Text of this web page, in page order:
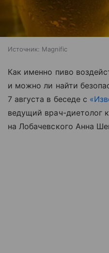
Источник: Magnific
Как именно пиво
и можно ли найти
7 августа в беседе с
ведущий врач-диетолог
на Лобачевского Анна